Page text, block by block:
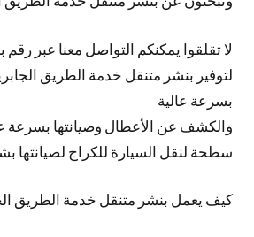
لا تقلقوا يمكنكم التواصل معنا عبر رقم
لتوفير بنشر متنقل خدمة الطريق
بسرعة عالية
والكشف عن الأعطال وصيانتها بسرعة
سطحة لنقل السيارة للكراج لصيانتها
كيف يعمل بنشر متنقل خدمة الطريق